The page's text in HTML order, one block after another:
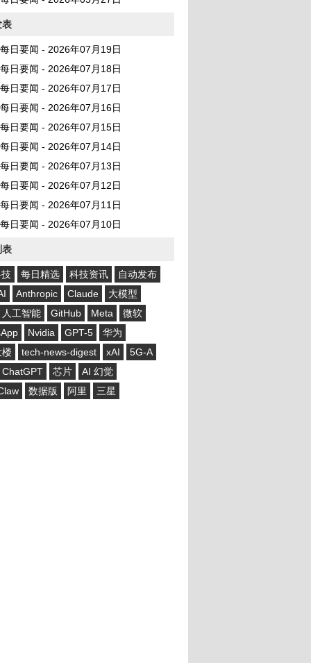
表
日要闻 - 2026年07月19日
日要闻 - 2026年07月18日
日要闻 - 2026年07月17日
日要闻 - 2026年07月16日
日要闻 - 2026年07月15日
日要闻 - 2026年07月14日
日要闻 - 2026年07月13日
日要闻 - 2026年07月12日
日要闻 - 2026年07月11日
日要闻 - 2026年07月10日
表
每日精选 科技资讯
自动发布
Anthropic Claude
大模型
人工智能 GitHub Meta
微软
Nvidia GPT-5
华为
tech-news-digest xAI
5G-A
ChatGPT 芯片
AI 幻觉
数据版 阿里 三星